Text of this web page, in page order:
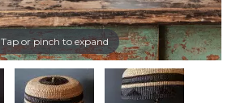
Tap or pinch to expand